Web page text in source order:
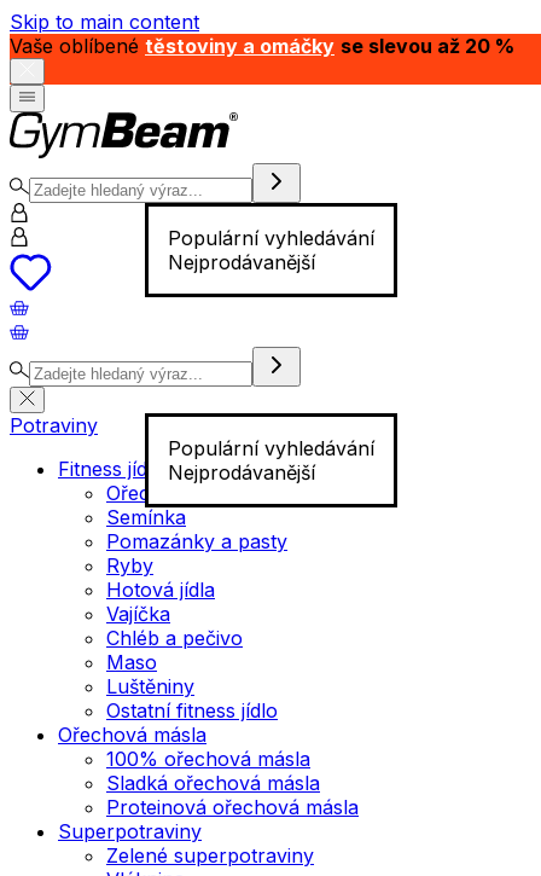
Skip to main content
Vaše oblíbené těstoviny a omáčky se slevou až 20 %
Populární vyhledávání
Nejprodávanější
Populární vyhledávání
Nejprodávanější
Potraviny
Fitness jídlo
Ořechy
Semínka
Pomazánky a pasty
Ryby
Hotová jídla
Vajíčka
Chléb a pečivo
Maso
Luštěniny
Ostatní fitness jídlo
Ořechová másla
100% ořechová másla
Sladká ořechová másla
Proteinová ořechová másla
Superpotraviny
Zelené superpotraviny